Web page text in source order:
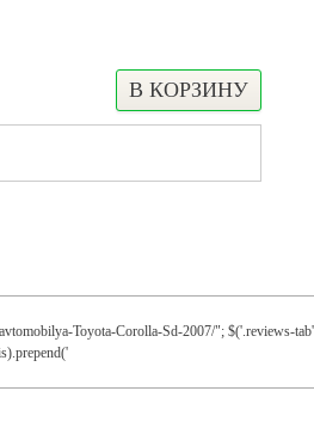
Toyota-Corolla-Sd-2007/"; $('.reviews-